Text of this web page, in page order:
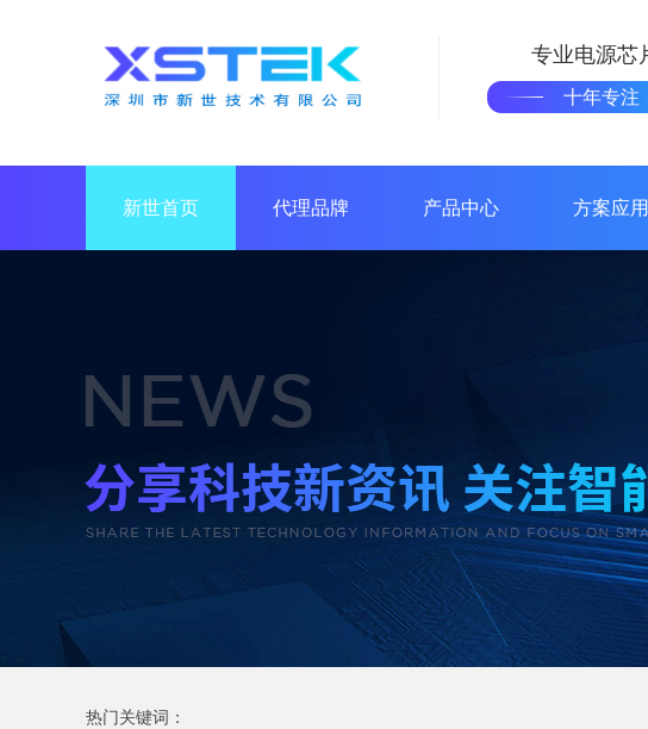
专业电源芯
十年专注
新世首页 代理品牌 产品中心 方案应用
热门关键词：